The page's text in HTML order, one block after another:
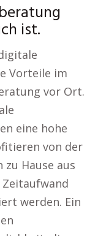
ist.
Vorteile im
vor Ort.
eine hohe
von der
Hause aus
werden. Ein